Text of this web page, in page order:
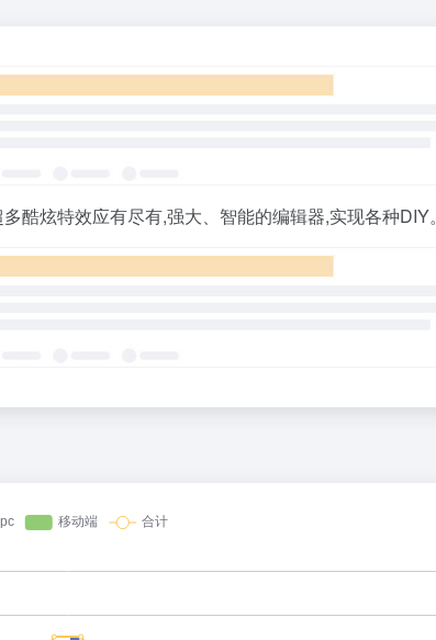
酷炫特效应有尽有,强大、智能的编辑器,实现各种DIY。